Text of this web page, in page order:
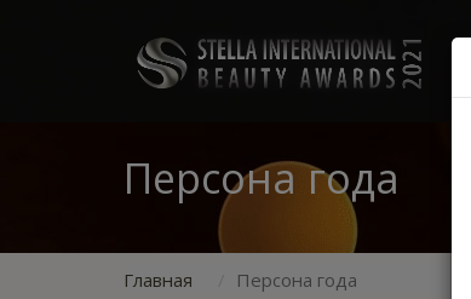
Персона года
Главная Персона года